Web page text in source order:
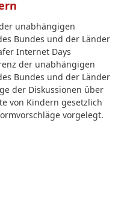
unabhängigen
Bundes und der Länder
Internet Days
der unabhängigen
Bundes und der Länder
der Diskussionen über
von Kindern gesetzlich
vorgelegt.